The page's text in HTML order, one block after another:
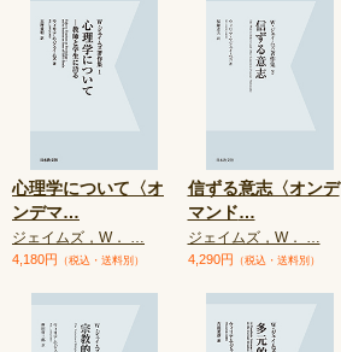
心理学について〈オ
ンデマ…
ジェイムズ，W． …
4,180円 （税込・送料別）
信ずる意志〈オンデ
マンド…
ジェイムズ，W． …
4,290円 （税込・送料別）